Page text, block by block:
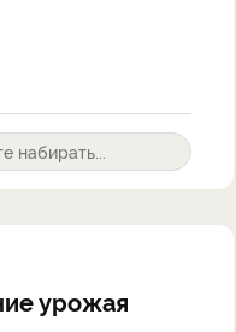
урожая